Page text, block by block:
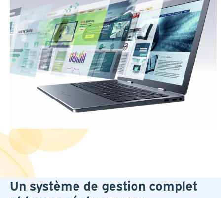
Un système de gestion complet